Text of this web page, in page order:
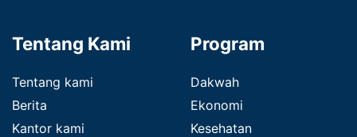
Tentang Kami
Tentang kami
Berita
Kantor kami
Program
Dakwah
Ekonomi
Kesehatan